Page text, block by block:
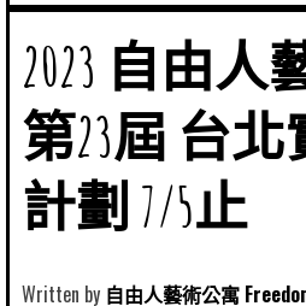
2023 自由
第23屆 台
計劃 7/5止
Written by 自由人藝術公寓